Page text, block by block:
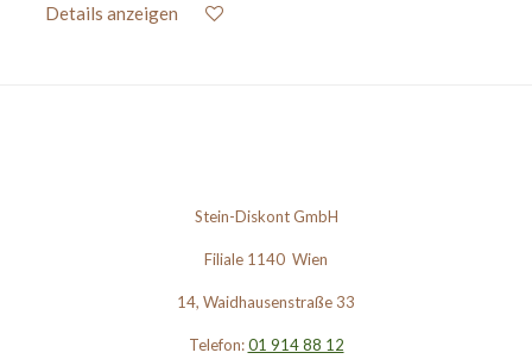
Details anzeigen
Stein-Diskont GmbH
Filiale 1140 Wien
14, Waidhausenstraße 33
Telefon: 01 914 88 12